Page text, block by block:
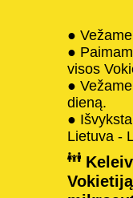
●
●
visos
●
dieną.
●
Lietuva -